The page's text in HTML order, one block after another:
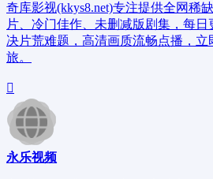
奇库影视(kkys8.net)专注提供全网稀
片、冷门佳作、未删减版剧集，每
决片荒难题，高清画质流畅点播，立
旅。
永乐视频